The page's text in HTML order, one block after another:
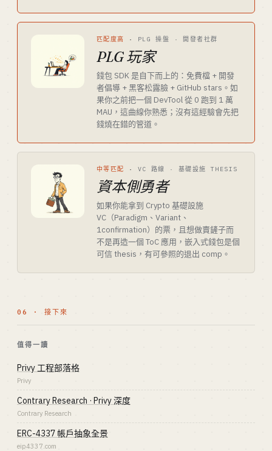
匹配度高 · PLG 操盤 · 開發者社群
PLG 玩家
錢包 SDK 是自下而上的：免費檔 + 開發
者倡導 + 黑客松露臉 + GitHub stars。如
果你之前把一個 DevTool 從 0 跑到 1 萬
MAU，這曲線你熟悉；沒有這經驗會先把
錢燒在錯的管道。
中等匹配 · VC 路線 · 基礎設施 THESIS
資本側勇者
如果你能拿到 Crypto 基礎設施
VC（Paradigm、Variant、
1confirmation）的票，且想做賣鏟子而
不是再造一個 ToC 應用，嵌入式錢包是個
可信 thesis，有可參照的退出 comp。
06 · 接下來
值得一讀
Privy 工程部落格
Privy
Contrary Research · Privy 深度
Contrary Research
ERC-4337 帳戶抽象全景
eip4337.com